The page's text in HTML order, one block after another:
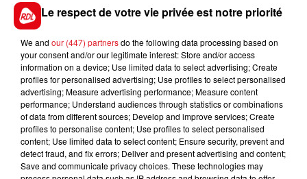
1er août 2026
GAGNEZ VOS ENTRÉES POUR TOUTE LA
FAMILLE À DENNLYS PARC !
LES PODCASTS
Le respect de votre vie privée est notre priorité
We and our (447) partnersdo the following data processing based on
your consent and/or our legitimate interest: Store and/or access
information on a device; Use limited data to select advertising; Create
profiles for personalised advertising; Use profiles to select personalised
advertising; Measure advertising performance; Measure content
performance; Understand audiences through statistics or combinations
of data from different sources; Develop and improve services; Create
profiles to personalise content; Use profiles to select personalised
content; Use limited data to select content; Ensure security, prevent and
detect fraud, and fix errors; Deliver and present advertising and content;
Save and communicate privacy choices. These technologies may